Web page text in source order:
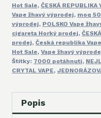
Hot Sale, ČESKÁ
Vape žhavý výprodej, moq
výprodej, POLSKO Vape
cigareta Horký prodej,
prodej, Česká republika
Hot Sale, Vape žhavý
Štítky: 7000 potáhnutí,
CRYTAL VAPE,
Popis